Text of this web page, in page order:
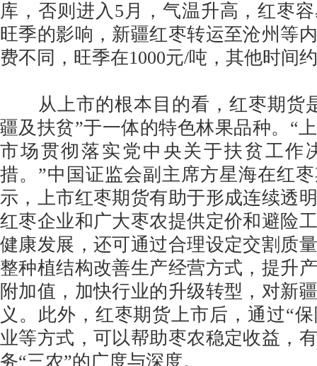
库，否则进入5月，气温升高，红枣
旺季的影响，新疆红枣转运至沧州等
费不同，旺季在1000元/吨，其他时间
从上市的根本目的看，红枣期货
疆及扶贫”于一体的特色林果品种。“
市场贯彻落实党中央关于扶贫工作
措。”中国证监会副主席方星海在红
示，上市红枣期货有助于形成连续透
红枣企业和广大枣农提供定价和避险
健康发展，还可通过合理设定交割质
整种植结构改善生产经营方式，提升
附加值，加快行业的升级转型，对新
义。此外，红枣期货上市后，通过“
业等方式，可以帮助枣农稳定收益，
务“三农”的广度与深度。